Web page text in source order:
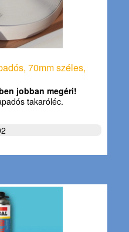
70mm széles,
jobban megéri!
takaróléc.